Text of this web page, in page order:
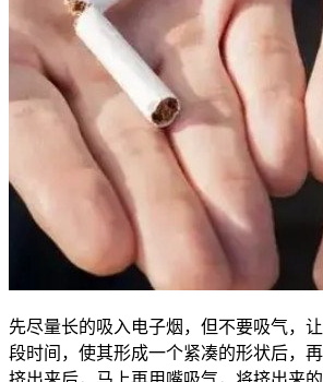
先尽量长的吸入电子烟，但不要吸气，
段时间，使其形成一个紧凑的形状后，